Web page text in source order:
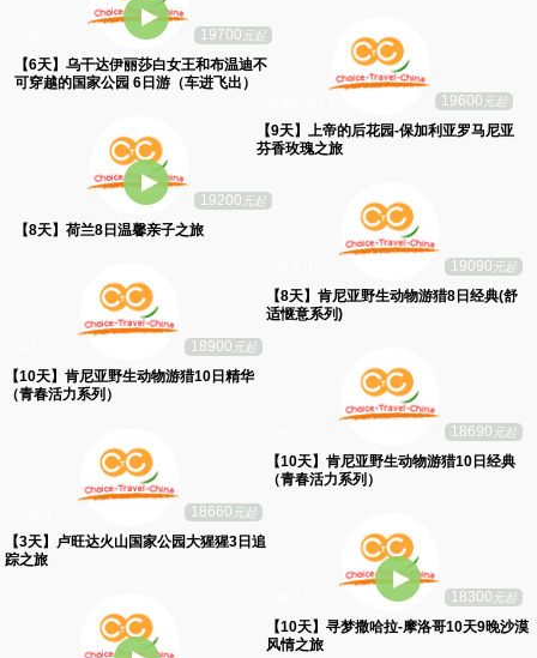
19700元起
【6天】乌干达伊丽莎白女王和布温迪不
可穿越的国家公园 6日游（车进飞出）
19600 元起
【9天】上帝的后花园-保加利亚罗马尼亚
芬香玫瑰之旅
19200元起
【8天】荷兰8日温馨亲子之旅
19090元起
【8天】肯尼亚野生动物游猎8日经典(舒
适惬意系列)
18900元起
【10天】肯尼亚野生动物游猎10日精华
（青春活力系列）
18690元起
【10天】肯尼亚野生动物游猎10日经典
（青春活力系列）
18660元起
【3天】卢旺达火山国家公园大猩猩3日追
踪之旅
18300元起
【10天】寻梦撒哈拉-摩洛哥10天9晚沙漠
风情之旅